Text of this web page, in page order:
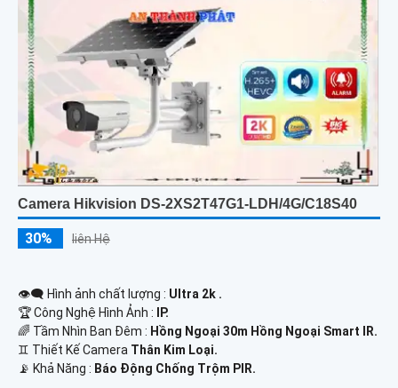
Camera Hikvision DS-2XS2T47G1-LDH/4G/C18S40
30% liên Hệ
👁️‍🗨 Hình ảnh chất lượng : Ultra 2k .
🏆 Công Nghệ Hình Ảnh : IP.
🌈 Tầm Nhìn Ban Đêm : Hồng Ngoại 30m Hồng Ngoại Smart IR.
♊ Thiết Kế Camera Thân Kim Loại.
️📡 Khả Năng : Báo Động Chống Trộm PIR.